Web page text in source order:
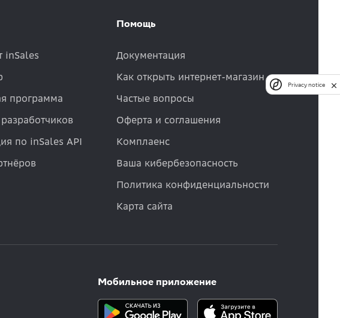
inSales
программа
по inSales API
Помощь
Документация
Как открыть интернет-магазин
Частые вопросы
Оферта и соглашения
Комплаенс
Ваша кибербезопасность
Политика конфиденциальности
Карта сайта
Мобильное приложение
Privacy notice